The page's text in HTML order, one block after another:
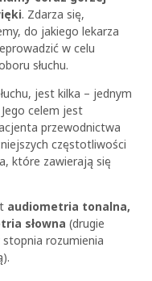
. Zdarza się,
do jakiego lekarza
w celu
słuchu.
jest kilka – jednym
celem jest
przewodnictwa
częstotliwości
które zawierają się
audiometria tonalna,
słowna (drugie
rozumienia